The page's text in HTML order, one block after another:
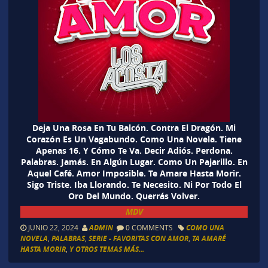
Deja Una Rosa En Tu Balcón. Contra El Dragón. Mi
Corazón Es Un Vagabundo. Como Una Novela. Tiene
Apenas 16. Y Cómo Te Va. Decir Adiós. Perdona.
Palabras. Jamás. En Algún Lugar. Como Un Pajarillo. En
Aquel Café. Amor Imposible. Te Amare Hasta Morir.
Sigo Triste. Iba Llorando. Te Necesito. Ni Por Todo El
Oro Del Mundo. Querrás Volver.
MDV
JUNIO 22, 2024 ADMIN 0 COMMENTS
COMO UNA
NOVELA PALABRAS, SERIE - FAVORITAS CON AMOR, TA AMARÉ
HASTA MORIR, Y OTROS TEMAS MÁS...